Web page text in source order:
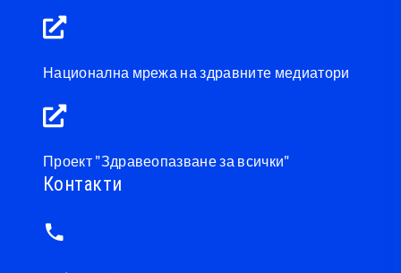
Национална мрежа на здравните медиатори
Проект "Здравеопазване за всички"
Контакти